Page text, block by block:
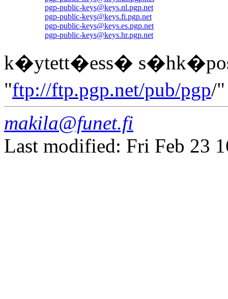
pgp-public-keys@keys.nl.pgp.net
pgp-public-keys@keys.fi.pgp.net
pgp-public-keys@keys.es.pgp.net
pgp-public-keys@keys.hr.pgp.net
k�ytett�ess�
"ftp://ftp.pgp.net/pub/pgp/
makila@funet.fi
Last modified: Fri Feb 23